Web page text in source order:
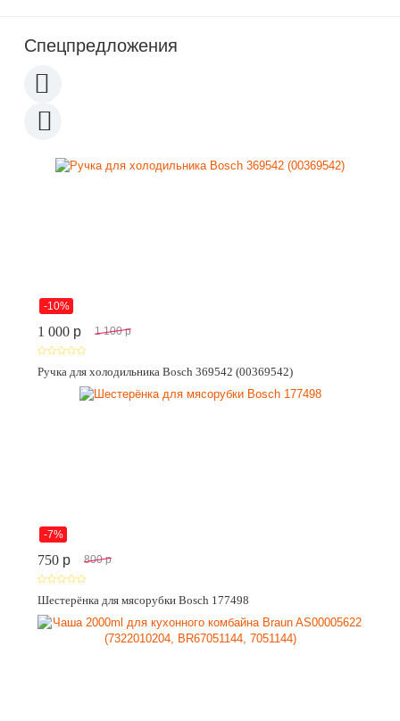
Спецпредложения
-10%
1 000 p 1 100 p
Ручка для холодильника Bosch 369542 (00369542)
-7%
750 p 800 p
Шестерёнка для мясорубки Bosch 177498